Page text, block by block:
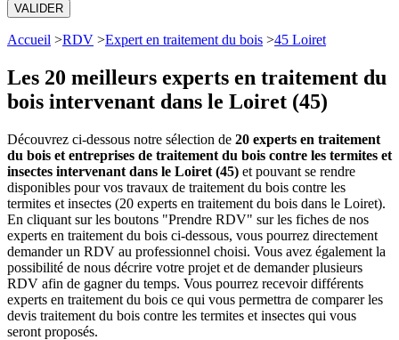
VALIDER
Accueil >RDV >Expert en traitement du bois >45 Loiret
Les 20 meilleurs experts en traitement du
bois intervenant dans le Loiret (45)
Découvrez ci-dessous notre sélection de 20 experts en traitement
du bois et entreprises de traitement du bois contre les termites et
insectes intervenant dans le Loiret (45) et pouvant se rendre
disponibles pour vos travaux de traitement du bois contre les
termites et insectes (20 experts en traitement du bois dans le Loiret).
En cliquant sur les boutons "Prendre RDV" sur les fiches de nos
experts en traitement du bois ci-dessous, vous pourrez directement
demander un RDV au professionnel choisi. Vous avez également la
possibilité de nous décrire votre projet et de demander plusieurs
RDV afin de gagner du temps. Vous pourrez recevoir différents
experts en traitement du bois ce qui vous permettra de comparer les
devis traitement du bois contre les termites et insectes qui vous
seront proposés.